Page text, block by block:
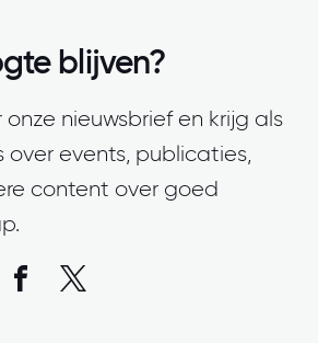
blijven?
onze nieuwsbrief en krijg als
over events, publicaties,
content over goed